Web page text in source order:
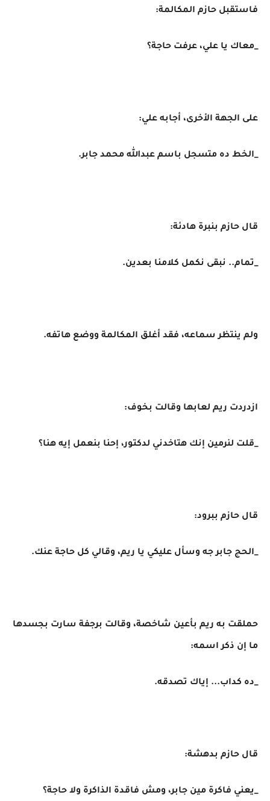
فاستقبل حازم المكالمة:
_معاك يا علي، عرفت حاجة؟
على الجهة الأخرى، أجابه علي:
_الخط ده متسجل باسم عبدالله محمد جابر.
قال حازم بنبرة هادئة:
_تمام.. نبقى نكمل كلامنا بعدين.
ولم ينتظر سماعه، فقد أغلق المكالمة ووضع هاتفه.
ازدردت ريم لعابها وقالت بخوف:
_قلت لنرمين إنك هتاخدني لدكتور، إحنا بنعمل إيه هنا؟
قال حازم ببرود:
_الحج جابر جه وسأل عليكي يا ريم، وقالي كل حاجة عنك.
حملقت به ريم بأعين شاخصة، وقالت برجفة سارت بجسدها
ما إن ذكر اسمه:
_ده كداب... إياك تصدقه.
قال حازم بدهشة:
_يعني فاكرة مين جابر، ومش فاقدة الذاكرة ولا حاجة؟